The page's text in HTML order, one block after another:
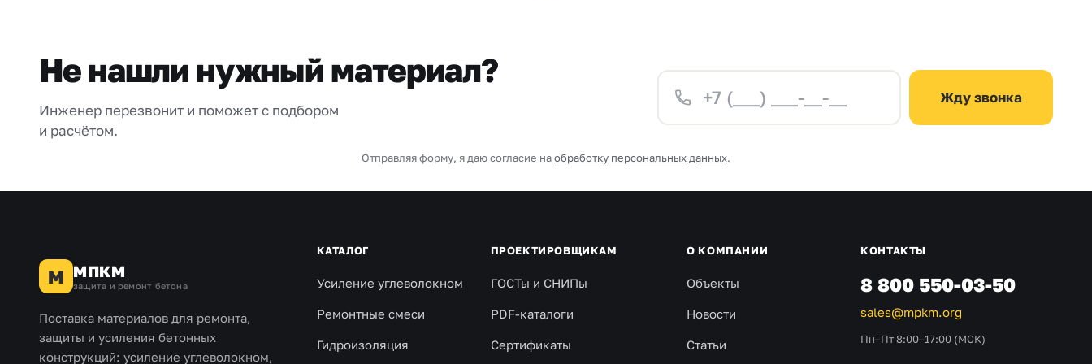
Не нашли нужный материал?
Инженер перезвонит и поможет с подбором
и расчётом.
Жду звонка
Отправляя форму, я даю согласие наобработку персональных данных.
М МПКМ
защита и ремонт бетона
Поставка материалов для ремонта,
защиты и усиления бетонных
конструкций: усиление углеволокном,
КАТАЛОГ
Усиление углеволокном
Ремонтные смеси
Гидроизоляция
ПРОЕКТИРОВЩИКАМ
ГОСТы и СНИПы
PDF-каталоги
Сертификаты
О КОМПАНИИ
Объекты
Новости
Статьи
КОНТАКТЫ
8 800 550-03-50
sales@mpkm.org
Пн–Пт 8:00–17:00 (МСК)